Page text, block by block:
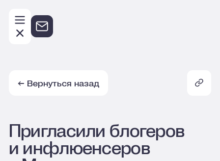
← Вернуться назад
Пригласили блогеров
и инфлюенсеров